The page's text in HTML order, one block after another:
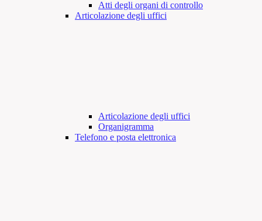
Atti degli organi di controllo
Articolazione degli uffici
Articolazione degli uffici
Organigramma
Telefono e posta elettronica